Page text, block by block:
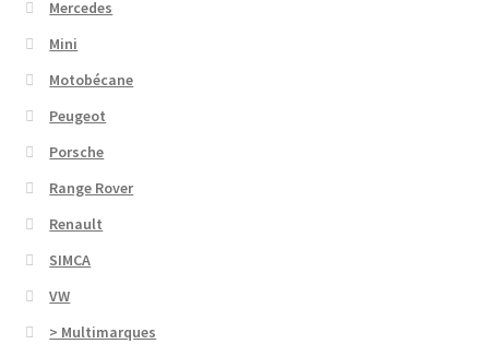
Mercedes
Mini
Motobécane
Peugeot
Porsche
Range Rover
Renault
SIMCA
VW
> Multimarques